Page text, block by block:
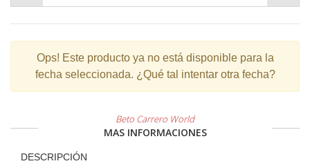
Ops! Este producto ya no está disponible para la
fecha seleccionada. ¿Qué tal intentar otra fecha?
Beto Carrero World
MAS INFORMACIONES
DESCRIPCIÓN